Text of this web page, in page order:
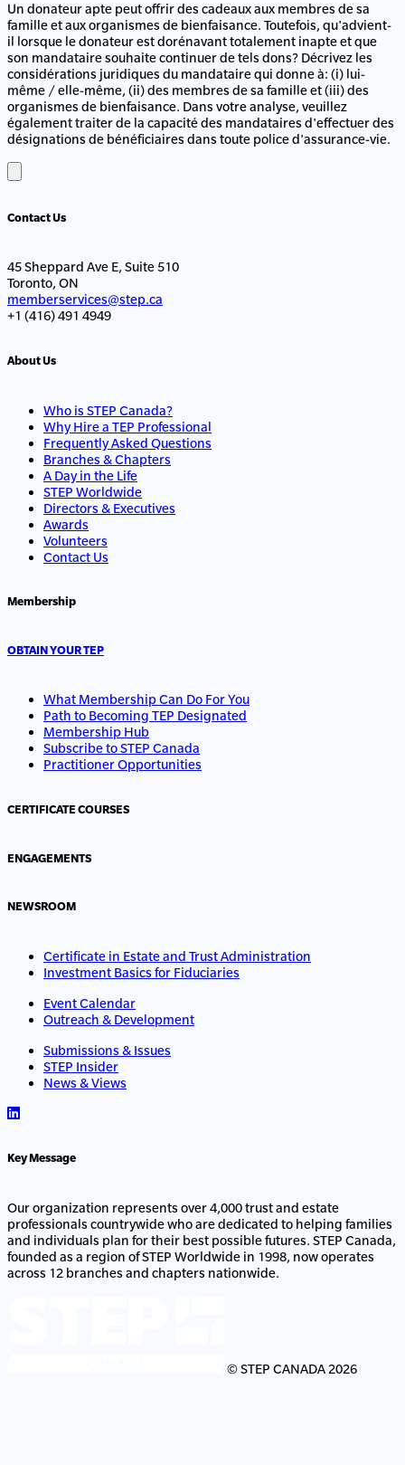
Un donateur apte peut offrir des cadeaux aux membres de sa
famille et aux organismes de bienfaisance. Toutefois, qu'advient-
il lorsque le donateur est dorénavant totalement inapte et que
son mandataire souhaite continuer de tels dons? Décrivez les
considérations juridiques du mandataire qui donne à: (i) lui-
même / elle-même, (ii) des membres de sa famille et (iii) des
organismes de bienfaisance. Dans votre analyse, veuillez
également traiter de la capacité des mandataires d'effectuer des
désignations de bénéficiaires dans toute police d'assurance-vie.
Contact Us
45 Sheppard Ave E, Suite 510
Toronto, ON
memberservices@step.ca
+1 (416) 491 4949
About Us
Who is STEP Canada?
Why Hire a TEP Professional
Frequently Asked Questions
Branches & Chapters
A Day in the Life
STEP Worldwide
Directors & Executives
Awards
Volunteers
Contact Us
Membership
OBTAIN YOUR TEP
What Membership Can Do For You
Path to Becoming TEP Designated
Membership Hub
Subscribe to STEP Canada
Practitioner Opportunities
CERTIFICATE COURSES
ENGAGEMENTS
NEWSROOM
Certificate in Estate and Trust Administration
Investment Basics for Fiduciaries
Event Calendar
Outreach & Development
Submissions & Issues
STEP Insider
News & Views
Key Message
Our organization represents over 4,000 trust and estate
professionals countrywide who are dedicated to helping families
and individuals plan for their best possible futures. STEP Canada,
founded as a region of STEP Worldwide in 1998, now operates
across 12 branches and chapters nationwide.
© STEP CANADA 2026